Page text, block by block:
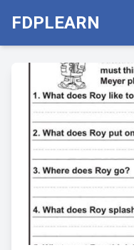
FDPLEARN